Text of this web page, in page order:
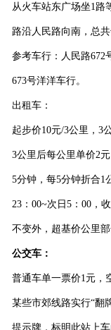
从火车站东广场坐1 路
路沿人民路向南，总
参考车行：人民路672
673号洋洋车行。
出租车：
起步价10元/3公里， 3
3公里后每公里单价2元
5分钟，每5分钟折合1
23： 00~次日 5： 00，
不变外，超基价公里
公交车：
普通车单一票价1 元，
某些市郊线路实行“翻
提示牌，标明此站上